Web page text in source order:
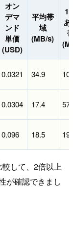
オン
デマ
ンド
単価
(USD)
平均帯
域
(MB/s)
あ
0.0321 34.9
0.0304 17.4
0.096 18.5
して、2倍以上
が確認できまし